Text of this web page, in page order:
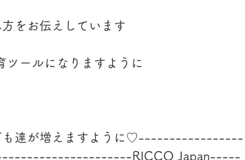
をお伝えしています
ールになりますように
達が増えますように♡-----------------
RICCO Japan-----